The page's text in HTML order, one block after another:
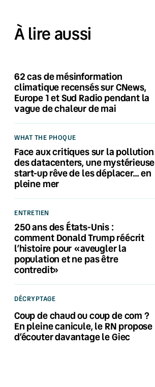
À lire aussi
62 cas de mésinformation
climatique recensés sur CNews,
Europe 1 et Sud Radio pendant la
vague de chaleur de mai
WHAT THE PHOQUE
Face aux critiques sur la pollution
des datacenters, une mystérieuse
start-up rêve de les déplacer… en
pleine mer
ENTRETIEN
250 ans des États-Unis :
comment Donald Trump réécrit
l’histoire pour «aveugler la
population et ne pas être
contredit»
DÉCRYPTAGE
Coup de chaud ou coup de com ?
En pleine canicule, le RN propose
d’écouter davantage le Giec